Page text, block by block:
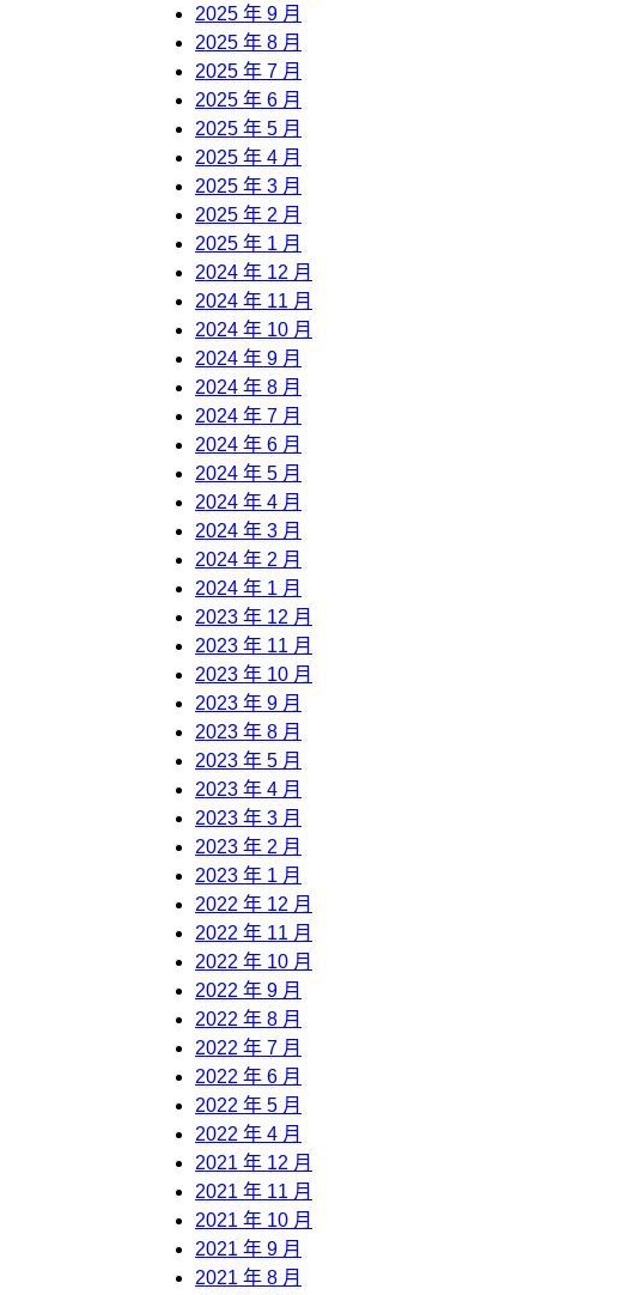
2025 年 9 月
2025 年 8 月
2025 年 7 月
2025 年 6 月
2025 年 5 月
2025 年 4 月
2025 年 3 月
2025 年 2 月
2025 年 1 月
2024 年 12 月
2024 年 11 月
2024 年 10 月
2024 年 9 月
2024 年 8 月
2024 年 7 月
2024 年 6 月
2024 年 5 月
2024 年 4 月
2024 年 3 月
2024 年 2 月
2024 年 1 月
2023 年 12 月
2023 年 11 月
2023 年 10 月
2023 年 9 月
2023 年 8 月
2023 年 5 月
2023 年 4 月
2023 年 3 月
2023 年 2 月
2023 年 1 月
2022 年 12 月
2022 年 11 月
2022 年 10 月
2022 年 9 月
2022 年 8 月
2022 年 7 月
2022 年 6 月
2022 年 5 月
2022 年 4 月
2021 年 12 月
2021 年 11 月
2021 年 10 月
2021 年 9 月
2021 年 8 月